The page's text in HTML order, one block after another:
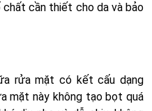
chất cần thiết cho da và bảo
rửa mặt có kết cấu dạng
mặt này không tạo bọt quá